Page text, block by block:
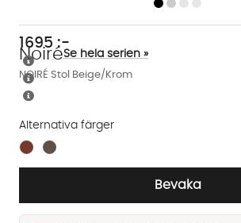
NOIRÉ Stol Beige/Krom
NoiréSe hela serien »
1695 :-
Bevaka
Alternativa färger
Finns även i dessa färger: